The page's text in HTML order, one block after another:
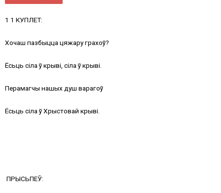
1 1 КУПЛЕТ:
Хочаш пазбыцца цяжару грахоў?
Ёсьць сіла ў крыві, сіла ў крыві.
Перамагчы нашых душ варагоў
Ёсьць сіла ў Хрыстовай крыві.
ПРЫСЬПЕЎ: